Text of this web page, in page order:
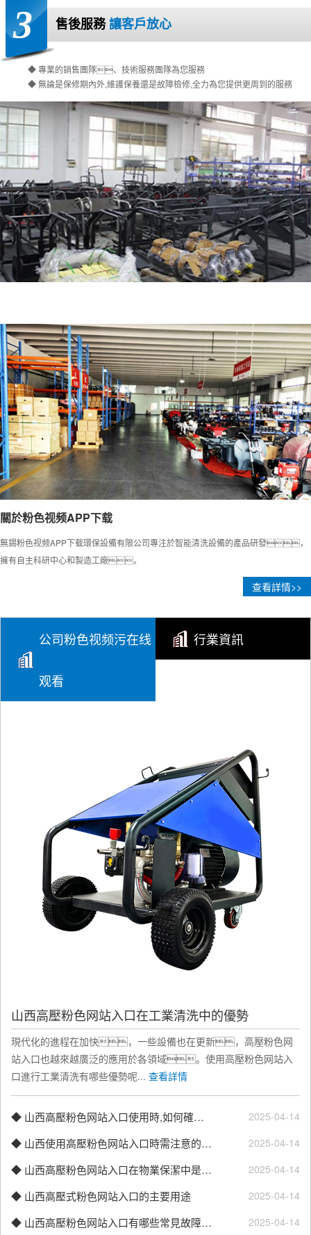
3 售後服務讓客戶放心
◆ 專業的銷售團隊、技術服務團隊為您服務
◆ 無論是保修期內外,維護保養還是故障檢修,全力為您提供更周到的服務
關於粉色视频APP下载
無錫粉色视频APP下载環保設備有限公司專注於智能清洗設備的產品研發，
擁有自主科研中心和製造工廠。
查看詳情>>
公司粉色视频污在线
观看
行業資訊
山西高壓粉色网站入口在工業清洗中的優勢
現代化的進程在加快，一些設備也在更新，高壓粉色网
站入口也越來越廣泛的應用於各領域。使用高壓粉色网站入
口進行工業清洗有哪些優勢呢... 查看詳情
◆ 山西高壓粉色网站入口使用時,如何確保操作安全？ 2025-04-14
◆ 山西使用高壓粉色网站入口時需注意的事項 2025-04-14
◆ 山西高壓粉色网站入口在物業保潔中是如何應用的？ 2025-04-14
◆ 山西高壓式粉色网站入口的主要用途 2025-04-14
◆ 山西高壓粉色网站入口有哪些常見故障的解決方法 2025-04-14
和設備安全的關鍵步驟。以下是調節方法
調節高壓粉色网站入口的水壓是確保清洗效果
和設備安全的關鍵步驟。以下是調節方法
及注意事項
山西高壓粉色网站入口使用方法
高壓粉色网站入口通過高壓水流實現高效清
潔，廣泛應用於家庭、工業和
商業場景。以下是使用步...
山西使用高壓粉色网站入口時應注意的事項
使用高壓粉色网站入口時應注意的事項
山西高壓粉色网站入口的應用
山西高壓粉色网站入口的構造
山西使用高壓粉色网站入口噴嘴時的注意要點
使用高壓粉色网站入口的噴嘴時，需要
注意多個要點，以確保清洗效果和設
備的安全運行。以下是...
山西如何選擇高壓粉色网站入口噴嘴類型？
選擇高壓粉色网站入口噴嘴類型時，需
要綜合考慮多個因素，以確保清洗效
果和設備性能的更佳匹...
在選擇高壓粉色网站入口噴嘴類型
時，需要考慮清洗任務的具體需
求，包括清洗對象的材質、
形狀...
山西影響高壓粉色网站入口清洗效果的因素
影響高壓粉色网站入口清洗效果的因素是多方
麵的，以下是詳細介紹